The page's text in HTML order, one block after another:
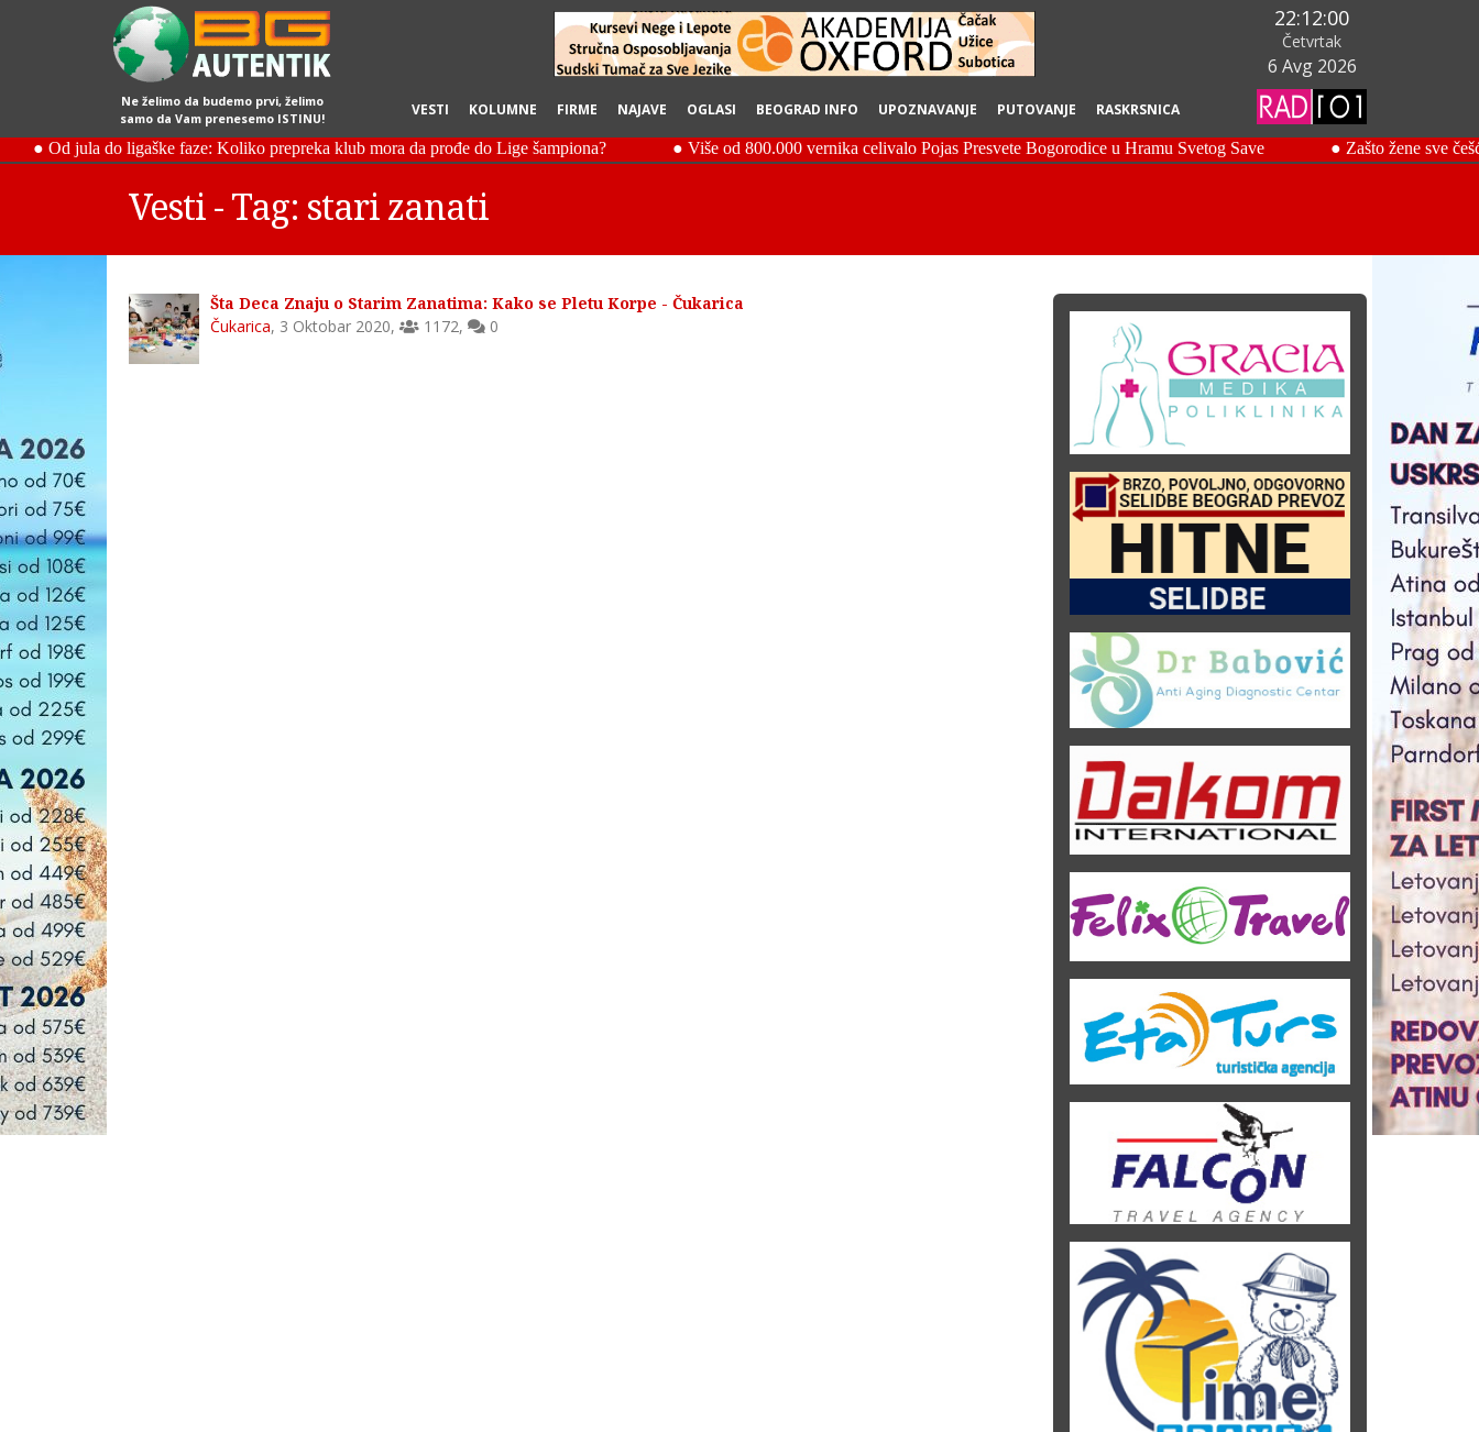
Ne želimo da budemo prvi, želimo
samo da Vam prenesemo ISTINU!
VESTI KOLUMNE FIRME NAJAVE OGLASI BEOGRAD INFO UPOZNAVANJE PUTOVANJE RASKRSNICA
22:12:01
Četvrtak
6 Avg 2026
Vesti - Tag: stari zanati
Šta Deca Znaju o Starim Zanatima: Kako se Pletu Korpe - Čukarica
Čukarica, 3 Oktobar 2020, 1172, 0